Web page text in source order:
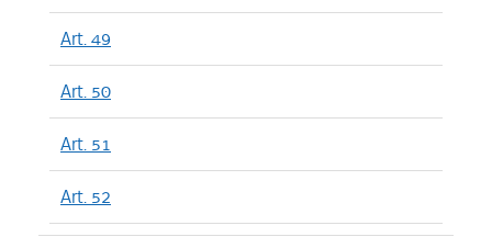
Art. 49
Art. 50
Art. 51
Art. 52